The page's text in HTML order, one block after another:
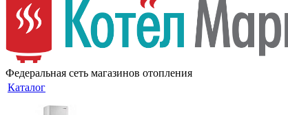
Федеральная сеть магазинов отопления
Каталог